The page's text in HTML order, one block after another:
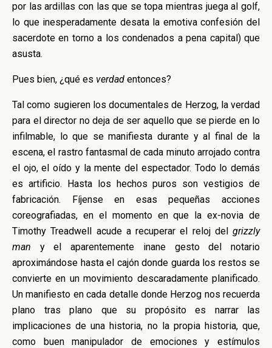
por las ardillas con las que se topa mientras juega al golf,
lo que inesperadamente desata la emotiva confesión del
sacerdote en torno a los condenados a pena capital) que
asusta.
Pues bien, ¿qué es verdad entonces?
Tal como sugieren los documentales de Herzog, la verdad
para el director no deja de ser aquello que se pierde en lo
infilmable, lo que se manifiesta durante y al final de la
escena, el rastro fantasmal de cada minuto arrojado contra
el ojo, el oído y la mente del espectador. Todo lo demás
es artificio. Hasta los hechos puros son vestigios de
fabricación. Fíjense en esas pequeñas acciones
coreografiadas, en el momento en que la ex-novia de
Timothy Treadwell acude a recuperar el reloj del grizzly
man y el aparentemente inane gesto del notario
aproximándose hasta el cajón donde guarda los restos se
convierte en un movimiento descaradamente planificado.
Un manifiesto en cada detalle donde Herzog nos recuerda
plano tras plano que su propósito es narrar las
implicaciones de una historia, no la propia historia, que,
como buen manipulador de emociones y estímulos